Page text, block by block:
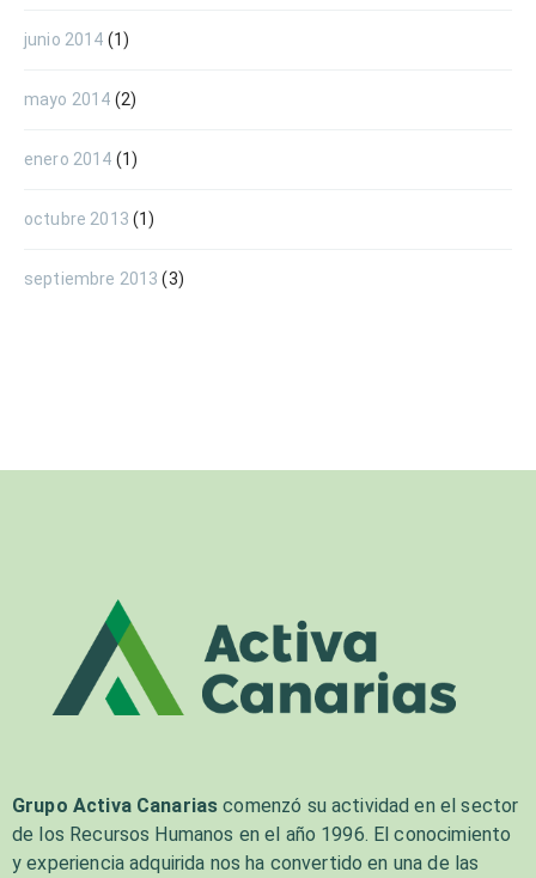
junio 2014 (1)
mayo 2014 (2)
enero 2014 (1)
octubre 2013 (1)
septiembre 2013 (3)
Grupo Activa Canarias comenzó su actividad en el sector
de los Recursos Humanos en el año 1996. El conocimiento
y experiencia adquirida nos ha convertido en una de las